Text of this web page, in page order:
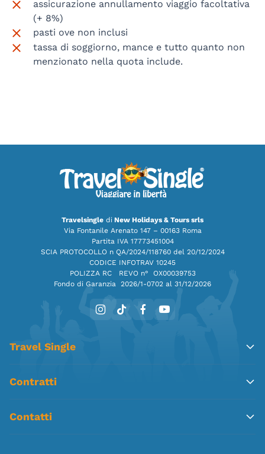
assicurazione annullamento viaggio facoltativa
(+ 8%)
pasti ove non inclusi
tassa di soggiorno, mance e tutto quanto non
menzionato nella quota include.
Travelsingle di New Holidays & Tours srls
Via Fontanile Arenato 147 – 00163 Roma
Partita IVA 17773451004
SCIA PROTOCOLLO n QA/2024/118760 del 20/12/2024
CODICE INFOTRAV 10245
POLIZZA RC REVO n° OX00039753
Fondo di Garanzia 2026/1-0702 al 31/12/2026
Travel Single
Contratti
Contatti